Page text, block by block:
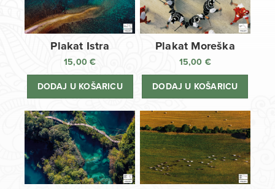
Plakat Istra
15,00€
DODAJ U KOŠARICU
Plakat Moreška
15,00 €
DODAJ U KOŠARICU